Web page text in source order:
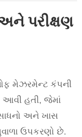
પરીક્ષણ
મેઝરમેન્ટ કંપની
આવી હતી, જેમાં
સાધનો અને ખાસ
ઉપકરણો છે.